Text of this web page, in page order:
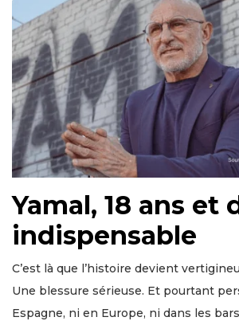
Yamal, 18 ans et
indispensable
C’est là que l’histoire devient
Une blessure sérieuse. Et pourtant
Espagne, ni en Europe, ni dans les